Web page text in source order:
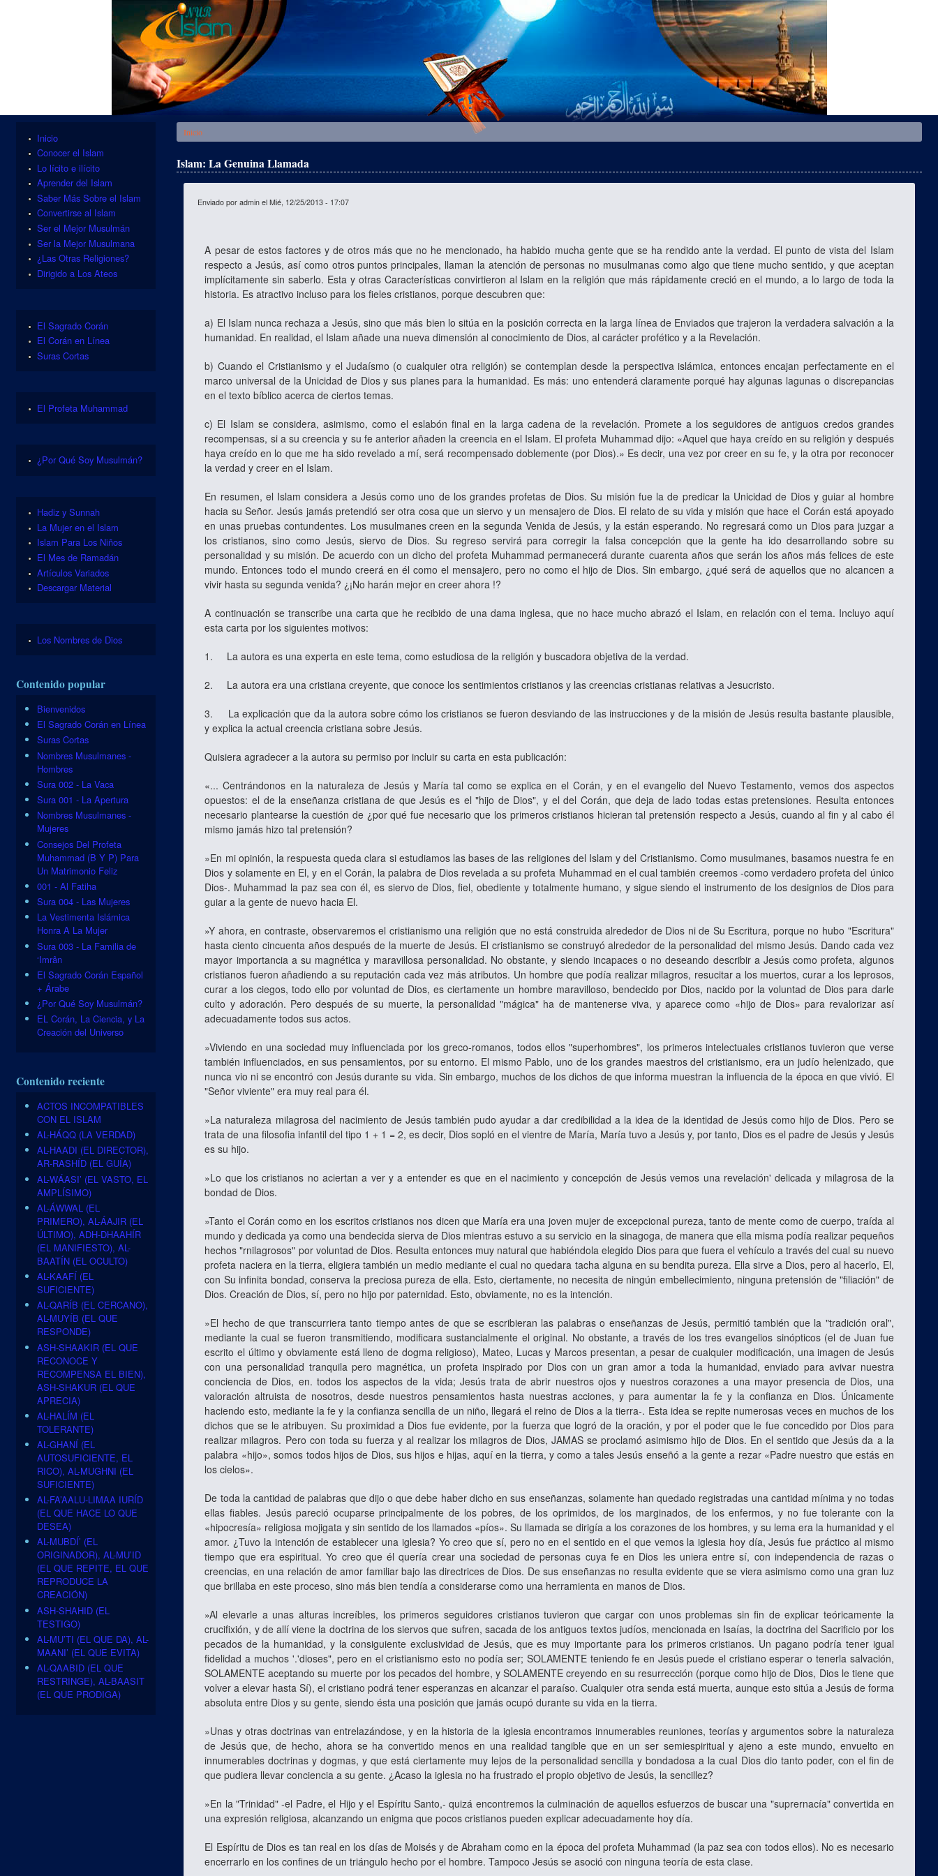
Se encuentra usted aquí
Inicio
Islam: La Genuina Llamada
Enviado poradmin el Mié, 12/25/2013 - 17:07
A pesar de estos factores y de otros más que no he mencionado, ha habido mucha gente que se ha rendido ante la verdad. El punto de vista del Islam
respecto a Jesús, así como otros puntos principales, llaman la atención de personas no musulmanas como algo que tiene mucho sentido, y que aceptan
implícitamente sin saberlo. Esta y otras Características convirtieron al Islam en la religión que más rápidamente creció en el mundo, a lo largo de toda la
historia. Es atractivo incluso para los fieles cristianos, porque descubren que:
a) El Islam nunca rechaza a Jesús, sino que más bien lo sitúa en la posición correcta en la larga línea de Enviados que trajeron la verdadera salvación a la
humanidad. En realidad, el Islam añade una nueva dimensión al conocimiento de Dios, al carácter profético y a la Revelación.
b) Cuando el Cristianismo y el Judaísmo (o cualquier otra religión) se contemplan desde la perspectiva islámica, entonces encajan perfectamente en el
marco universal de la Unicidad de Dios y sus planes para la humanidad. Es más: uno entenderá claramente porqué hay algunas lagunas o discrepancias
en el texto bíblico acerca de ciertos temas.
c) El Islam se considera, asimismo, como el eslabón final en la larga cadena de la revelación. Promete a los seguidores de antiguos credos grandes
recompensas, si a su creencia y su fe anterior añaden la creencia en el Islam. El profeta Muhammad dijo: «Aquel que haya creído en su religión y después
haya creído en lo que me ha sido revelado a mí, será recompensado doblemente (por Dios).» Es decir, una vez por creer en su fe, y la otra por reconocer
la verdad y creer en el Islam.
En resumen, el Islam considera a Jesús como uno de los grandes profetas de Dios. Su misión fue la de predicar la Unicidad de Dios y guiar al hombre
hacia su Señor. Jesús jamás pretendió ser otra cosa que un siervo y un mensajero de Dios. El relato de su vida y misión que hace el Corán está apoyado
en unas pruebas contundentes. Los musulmanes creen en la segunda Venida de Jesús, y la están esperando. No regresará como un Dios para juzgar a
los cristianos, sino como Jesús, siervo de Dios. Su regreso servirá para corregir la falsa concepción que la gente ha ido desarrollando sobre su
personalidad y su misión. De acuerdo con un dicho del profeta Muhammad permanecerá durante cuarenta años que serán los años más felices de este
mundo. Entonces todo el mundo creerá en él como el mensajero, pero no como el hijo de Dios. Sin embargo, ¿qué será de aquellos que no alcancen a
vivir hasta su segunda venida? ¿¡No harán mejor en creer ahora !?
A continuación se transcribe una carta que he recibido de una dama inglesa, que no hace mucho abrazó el Islam, en relación con el tema. Incluyo aquí
esta carta por los siguientes motivos:
1. La autora es una experta en este tema, como estudiosa de la religión y buscadora objetiva de la verdad.
2. La autora era una cristiana creyente, que conoce los sentimientos cristianos y las creencias cristianas relativas a Jesucristo.
3.
La explicación que da la autora sobre cómo los cristianos se fueron desviando de las instrucciones y de la misión de Jesús resulta bastante plausible,
y explica la actual creencia cristiana sobre Jesús.
Quisiera agradecer a la autora su permiso por incluir su carta en esta publicación:
«... Centrándonos en la naturaleza de Jesús y María tal como se explica en el Corán, y en el evangelio del Nuevo Testamento, vemos dos aspectos
opuestos: el de la enseñanza cristiana de que Jesús es el "hijo de Dios", y el del Corán, que deja de lado todas estas pretensiones. Resulta entonces
necesario plantearse la cuestión de ¿por qué fue necesario que los primeros cristianos hicieran tal pretensión respecto a Jesús, cuando al fin y al cabo él
mismo jamás hizo tal pretensión?
»En mi opinión, la respuesta queda clara si estudiamos las bases de las religiones del Islam y del Cristianismo. Como musulmanes, basamos nuestra fe en
Dios y solamente en El, y en el Corán, la palabra de Dios revelada a su profeta Muhammad en el cual también creemos ‑como verdadero profeta del único
Dios‑. Muhammad la paz sea con él, es siervo de Dios, fiel, obediente y totalmente humano, y sigue siendo el instrumento de los designios de Dios para
guiar a la gente de nuevo hacia El.
»Y ahora, en contraste, observaremos el cristianismo una religión que no está construida alrededor de Dios ni de Su Escritura, porque no hubo "Escritura"
hasta ciento cincuenta años después de la muerte de Jesús. El cristianismo se construyó alrededor de la personalidad del mismo Jesús. Dando cada vez
mayor importancia a su magnética y maravillosa personalidad. No obstante, y siendo incapaces o no deseando describir a Jesús como profeta, algunos
cristianos fueron añadiendo a su reputación cada vez más atributos. Un hombre que podía realizar milagros, resucitar a los muertos, curar a los leprosos,
curar a los ciegos, todo ello por voluntad de Dios, es ciertamente un hombre maravilloso, bendecido por Dios, nacido por la voluntad de Dios para darle
culto y adoración. Pero después de su muerte, la personalidad "mágica" ha de mantenerse viva, y aparece como «hijo de Dios» para revalorizar así
adecuadamente todos sus actos.
»Viviendo en una sociedad muy influenciada por los greco‑romanos, todos ellos "superhombres", los primeros intelectuales cristianos tuvieron que verse
también influenciados, en sus pensamientos, por su entorno. El mismo Pablo, uno de los grandes maestros del cristianismo, era un judío helenizado, que
nunca vio ni se encontró con Jesús durante su vida. Sin embargo, muchos de los dichos de que informa muestran la influencia de la época en que vivió. El
"Señor viviente" era muy real para él.
»La naturaleza milagrosa del nacimiento de Jesús también pudo ayudar a dar credibilidad a la idea de la identidad de Jesús como hijo de Dios. Pero se
trata de una filosofia infantil del tipo 1 + 1 = 2, es decir, Dios sopló en el vientre de María, María tuvo a Jesús y, por tanto, Dios es el padre de Jesús y Jesús
es su hijo.
»Lo que los cristianos no aciertan a ver y a entender es que en el nacimiento y concepción de Jesús vemos una revelación' delicada y milagrosa de la
bondad de Dios.
»Tanto el Corán como en los escritos cristianos nos dicen que María era una joven mujer de excepcional pureza, tanto de mente como de cuerpo, traída al
mundo y dedicada ya como una bendecida sierva de Dios mientras estuvo a su servicio en la sinagoga, de manera que ella misma podía realizar pequeños
hechos "rnilagrosos" por voluntad de Dios. Resulta entonces muy natural que habiéndola elegido Dios para que fuera el vehículo a través del cual su nuevo
profeta naciera en la tierra, eligiera también un medio mediante el cual no quedara tacha alguna en su bendita pureza. Ella sirve a Dios, pero al hacerlo, El,
con Su infinita bondad, conserva la preciosa pureza de ella. Esto, ciertamente, no necesita de ningún embellecimiento, ninguna pretensión de "filiación" de
Dios. Creación de Dios, sí, pero no hijo por paternidad. Esto, obviamente, no es la intención.
»El hecho de que transcurriera tanto tiempo antes de que se escribieran las palabras o enseñanzas de Jesús, permitió también que la "tradición oral",
mediante la cual se fueron transmitiendo, modificara sustancialmente el original. No obstante, a través de los tres evangelios sinópticos (el de Juan fue
escrito el último y obviamente está lleno de dogma religioso), Mateo, Lucas y Marcos presentan, a pesar de cualquier modificación, una imagen de Jesús
con una personalidad tranquila pero magnética, un profeta inspirado por Dios con un gran amor a toda la humanidad, enviado para avivar nuestra
conciencia de Dios, en. todos los aspectos de la vida; Jesús trata de abrir nuestros ojos y nuestros corazones a una mayor presencia de Dios, una
valoración altruista de nosotros, desde nuestros pensamientos hasta nuestras acciones, y para aumentar la fe y la confianza en Dios. Únicamente
haciendo esto, mediante la fe y la confianza sencilla de un niño, llegará el reino de Dios a la tierra‑. Esta idea se repite numerosas veces en muchos de los
dichos que se le atribuyen. Su proximidad a Dios fue evidente, por la fuerza que logró de la oración, y por el poder que le fue concedido por Dios para
realizar milagros. Pero con toda su fuerza y al realizar los milagros de Dios, JAMAS se proclamó asimismo hijo de Dios. En el sentido que Jesús da a la
palabra «hijo», somos todos hijos de Dios, sus hijos e hijas, aquí en la tierra, y como a tales Jesús enseñó a la gente a rezar «Padre nuestro que estás en
los cielos».
De toda la cantidad de palabras que dijo o que debe haber dicho en sus enseñanzas, solamente han quedado registradas una cantidad mínima y no todas
ellas fiables. Jesús pareció ocuparse principalmente de los pobres, de los oprimidos, de los marginados, de los enfermos, y no fue tolerante con la
«hipocresía» religiosa mojigata y sin sentido de los llamados «píos». Su llamada se dirigía a los corazones de los hombres, y su lema era la humanidad y el
amor. ¿Tuvo la intención de establecer una iglesia? Yo creo que sí, pero no en el sentido en el que vemos la iglesia hoy día, Jesús fue práctico al mismo
tiempo que era espiritual. Yo creo que él quería crear una sociedad de personas cuya fe en Dios les uniera entre sí, con independencia de razas o
creencias, en una relación de amor familiar bajo las directrices de Dios. De sus enseñanzas no resulta evidente que se viera asimismo como una gran luz
que brillaba en este proceso, sino más bien tendía a considerarse como una herramienta en manos de Dios.
»Al elevarle a unas alturas increíbles, los primeros seguidores cristianos tuvieron que cargar con unos problemas sin fin de explicar teóricamente la
crucifixión, y de allí viene la doctrina de los siervos que sufren, sacada de los antiguos textos judíos, mencionada en Isaías, la doctrina del Sacrificio por los
pecados de la humanidad, y la consiguiente exclusividad de Jesús, que es muy importante para los primeros cristianos. Un pagano podría tener igual
fidelidad a muchos '.'dioses", pero en el cristianismo esto no podía ser; SOLAMENTE teniendo fe en Jesús puede el cristiano esperar o tenerla salvación,
SOLAMENTE aceptando su muerte por los pecados del hombre, y SOLAMENTE creyendo en su resurrección (porque como hijo de Dios, Dios le tiene que
volver a elevar hasta Sí), el cristiano podrá tener esperanzas en alcanzar el paraíso. Cualquier otra senda está muerta, aunque esto sitúa a Jesús de forma
absoluta entre Dios y su gente, siendo ésta una posición que jamás ocupó durante su vida en la tierra.
»Unas y otras doctrinas van entrelazándose, y en la historia de la iglesia encontramos innumerables reuniones, teorías y argumentos sobre la naturaleza
de Jesús que, de hecho, ahora se ha convertido menos en una realidad tangible que en un ser semiespiritual y ajeno a este mundo, envuelto en
innumerables doctrinas y dogmas, y que está ciertamente muy lejos de la personalidad sencilla y bondadosa a la cuaI Dios dio tanto poder, con el fin de
que pudiera llevar conciencia a su gente. ¿Acaso la iglesia no ha frustrado el propio objetivo de Jesús, la sencillez?
»En la "Trinidad" ‑el Padre, el Hijo y el Espíritu Santo,‑ quizá encontremos la culminación de aquellos esfuerzos de buscar una "suprernacía" convertida en
una expresión religiosa, alcanzando un enigma que pocos cristianos pueden explicar adecuadamente hoy día.
El Espíritu de Dios es tan real en los días de Moisés y de Abraham como en la época del profeta Muhammad (la paz sea con todos ellos). No es necesario
encerrarlo en los confines de un triángulo hecho por el hombre. Tampoco Jesús se asoció con ninguna teoría de esta clase.
Inicio
Conocer el Islam
Lo lícito e ilícito
Aprender del Islam
Saber Más Sobre el Islam
Convertirse al Islam
Ser el Mejor Musulmán
Ser la Mejor Musulmana
¿Las Otras Religiones?
Dirigido a Los Ateos
El Sagrado Corán
El Corán en Línea
Suras Cortas
El Profeta Muhammad
¿Por Qué Soy Musulmán?
Hadiz y Sunnah
La Mujer en el Islam
Islam Para Los Niños
El Mes de Ramadán
Artículos Variados
Descargar Material
Los Nombres de Dios
Contenido popular
Bienvenidos
El Sagrado Corán en Línea
Suras Cortas
Nombres Musulmanes -
Hombres
Sura 002 - La Vaca
Sura 001 - La Apertura
Nombres Musulmanes -
Mujeres
Consejos Del Profeta
Muhammad (B Y P) Para
Un Matrimonio Feliz
001 - Al Fatiha
Sura 004 - Las Mujeres
La Vestimenta Islámica
Honra A La Mujer
Sura 003 - La Familia de
‘Imrân
El Sagrado Corán Español
+ Árabe
¿Por Qué Soy Musulmán?
EL Corán, La Ciencia, y La
Creación del Universo
Contenido reciente
ACTOS INCOMPATIBLES
CON EL ISLAM
AL-HÁQQ (LA VERDAD)
AL-HAADI (EL DIRECTOR),
AR-RASHÍD (EL GUÍA)
AL-WÁASI’ (EL VASTO, EL
AMPLÍSIMO)
AL-ÁWWAL (EL
PRIMERO), AL-ÁAJIR (EL
ÚLTIMO), ADH-DHAAHÍR
(EL MANIFIESTO), AL-
BAATÍN (EL OCULTO)
AL-KAAFÍ (EL
SUFICIENTE)
AL-QARÍB (EL CERCANO),
AL-MUYÍB (EL QUE
RESPONDE)
ASH-SHAAKIR (EL QUE
RECONOCE Y
RECOMPENSA EL BIEN),
ASH-SHAKUR (EL QUE
APRECIA)
AL-HALÍM (EL
TOLERANTE)
AL-GHANÍ (EL
AUTOSUFICIENTE, EL
RICO), AL-MUGHNI (EL
SUFICIENTE)
AL-FA’AALU-LIMAA IURÍD
(EL QUE HACE LO QUE
DESEA)
AL-MUBDÍ’ (EL
ORIGINADOR), AL-MU’ID
(EL QUE REPITE, EL QUE
REPRODUCE LA
CREACIÓN)
ASH-SHAHID (EL
TESTIGO)
AL-MU’TI (EL QUE DA), AL-
MAANI’ (EL QUE EVITA)
AL-QAABID (EL QUE
RESTRINGE), AL-BAASIT
(EL QUE PRODIGA)